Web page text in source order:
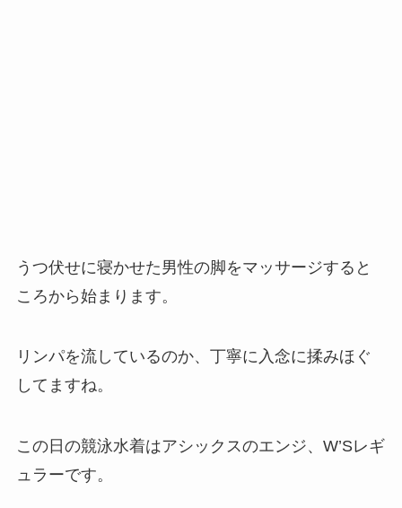
うつ伏せに寝かせた男性の脚をマッサージすると
ころから始まります。
リンパを流しているのか、丁寧に入念に揉みほぐ
してますね。
この日の競泳水着はアシックスのエンジ、W’Sレギ
ュラーです。